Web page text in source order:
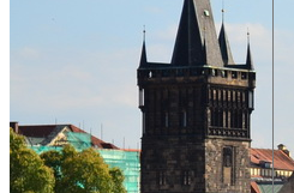
Карты и путеводители
Интерактивная карта
Карты платных дорог
Карта сайта